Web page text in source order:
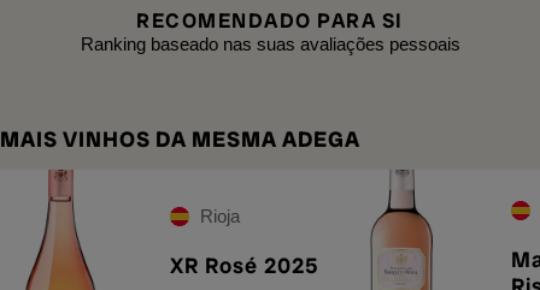
RECOMENDADO PARA SI
Ranking baseado nas suas avaliações pessoais
MAIS VINHOS DA MESMA ADEGA
Rioja
XR Rosé 2025